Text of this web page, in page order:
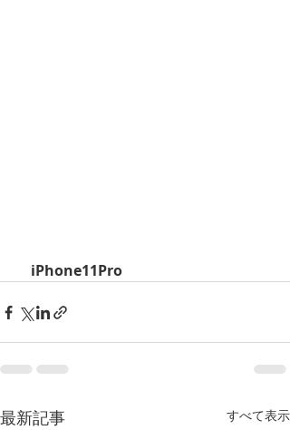
    iPhone11Pro
最新記事 すべて表示